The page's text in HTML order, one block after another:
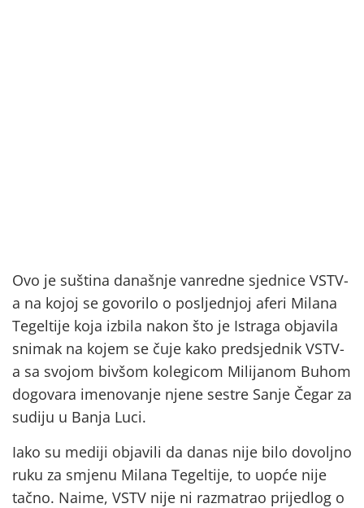
Ovo je suština današnje vanredne sjednice VSTV-
a na kojoj se govorilo o posljednjoj aferi Milana
Tegeltije koja izbila nakon što je Istraga objavila
snimak na kojem se čuje kako predsjednik VSTV-
a sa svojom bivšom kolegicom Milijanom Buhom
dogovara imenovanje njene sestre Sanje Čegar za
sudiju u Banja Luci.
Iako su mediji objavili da danas nije bilo dovoljno
ruku za smjenu Milana Tegeltije, to uopće nije
tačno. Naime, VSTV nije ni razmatrao prijedlog o